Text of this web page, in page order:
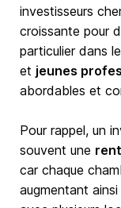
investisseurs
croissante pour
particulier dans
et jeunes
abordables et
Pour rappel, un
souvent une
car chaque
augmentant